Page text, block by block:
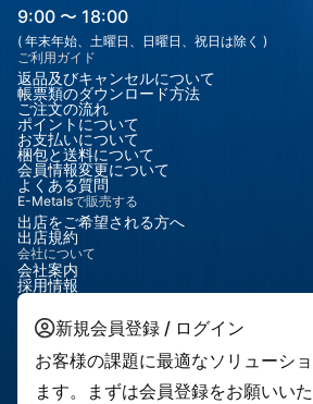
ィルム加工・複合材加工など、精密切削用
導体関連部品、電子材料加工、精密加工工
高い切削精度と耐久性が求められる分野に
です。
9:00 〜 18:00
( 年末年始、土曜日、日曜日、祝日は除く )
ご利用ガイド
返品及びキャンセルについて
帳票類のダウンロード方法
ご注文の流れ
ポイントについて
お支払いについて
梱包と送料について
会員情報変更について
よくある質問
E-Metalsで販売する
出店をご希望される方へ
出店規約
会社について
会社案内
採用情報
新規会員登録 / ログイン
お客様の課題に最適なソリューシ
ます。まずは会員登録をお願いいた